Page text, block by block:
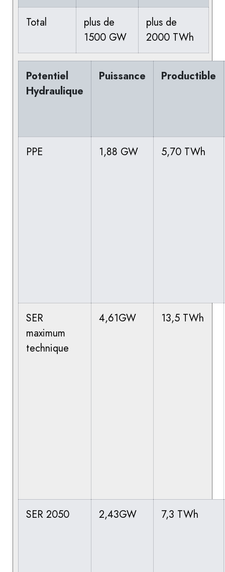
Total
plus de
1500 GW
plus de
2000 TWh
Potentiel
Hydraulique
Puissance Productible
PPE 1,88 GW 5,70 TWh
SER
maximum
technique
4,61GW 13,5 TWh
SER 2050 2,43GW 7,3 TWh